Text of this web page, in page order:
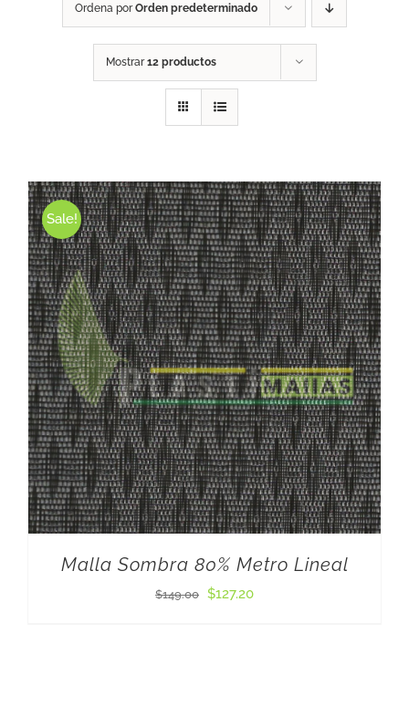
Ordena porOrden predeterminado
Mostrar12 productos
Sale!
Malla Sombra 80% Metro Lineal
$149.00
El
$127.20El